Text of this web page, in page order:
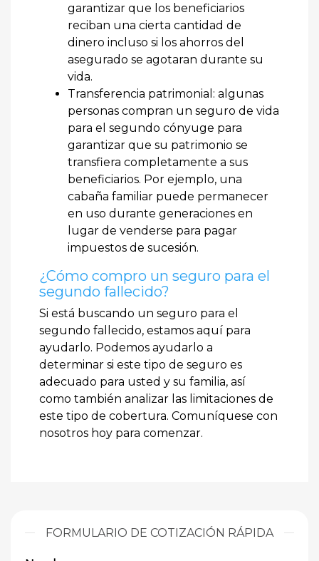
garantizar que los beneficiarios
reciban una cierta cantidad de
dinero incluso si los ahorros del
asegurado se agotaran durante su
vida.
Transferencia patrimonial: algunas
personas compran un seguro de vida
para el segundo cónyuge para
garantizar que su patrimonio se
transfiera completamente a sus
beneficiarios. Por ejemplo, una
cabaña familiar puede permanecer
en uso durante generaciones en
lugar de venderse para pagar
impuestos de sucesión.
¿Cómo compro un seguro para el
segundo fallecido?
Si está buscando un seguro para el
segundo fallecido, estamos aquí para
ayudarlo. Podemos ayudarlo a
determinar si este tipo de seguro es
adecuado para usted y su familia, así
como también analizar las limitaciones de
este tipo de cobertura. Comuníquese con
nosotros hoy para comenzar.
FORMULARIO DE COTIZACIÓN RÁPIDA